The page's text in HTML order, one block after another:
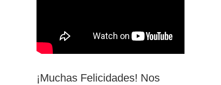
¡Muchas Felicidades! Nos